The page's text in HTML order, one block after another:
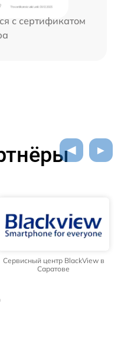
с сертификатом
Сервисный центр BlackView в
Саратове